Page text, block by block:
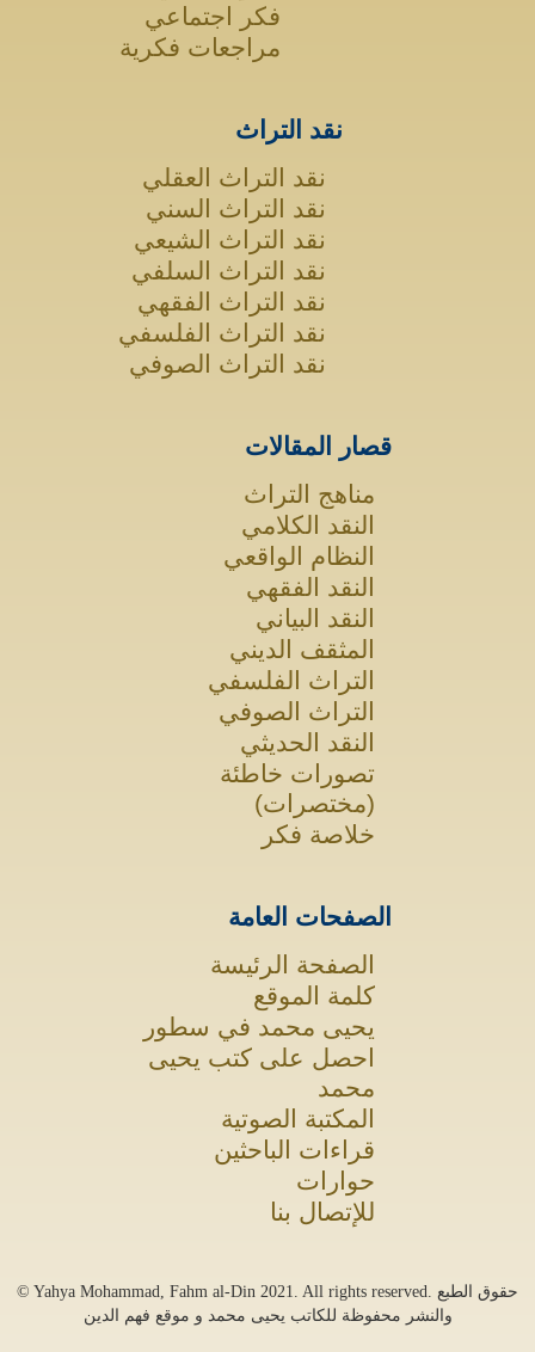
فكر اجتماعي
مراجعات فكرية
نقد التراث
نقد التراث العقلي
نقد التراث السني
نقد التراث الشيعي
نقد التراث السلفي
نقد التراث الفقهي
نقد التراث الفلسفي
نقد التراث الصوفي
قصار المقالات
مناهج التراث
النقد الكلامي
النظام الواقعي
النقد الفقهي
النقد البياني
المثقف الديني
التراث الفلسفي
التراث الصوفي
النقد الحديثي
تصورات خاطئة
(مختصرات)
خلاصة فكر
الصفحات العامة
الصفحة الرئيسة
كلمة الموقع
يحيى محمد في سطور
احصل على كتب يحيى
محمد
المكتبة الصوتية
قراءات الباحثين
حوارات
للإتصال بنا
© Yahya Mohammad, Fahm al-Din 2021. All rights reserved. حقوق الطبع
والنشر محفوظة للكاتب يحيى محمد و موقع فهم الدين